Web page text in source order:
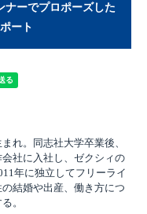
ナーでプロポーズした
ート
れ。同志社大学卒業後、
会社に入社し、ゼクシィの
年に独立してフリーライ
結婚や出産、働き方につ
。